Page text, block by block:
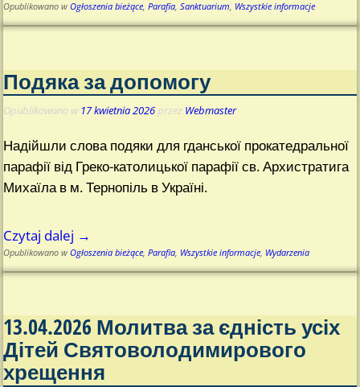
Opublikowano w Ogłoszenia bieżące,Parafia,Sanktuarium, Wszystkie informacje
Подяка за допомогу
Opublikowano w 17 kwietnia 2026 przez Webmaster
Надійшли слова подяки для гданської прокатедральної
парафії від Греко-католицької парафії св. Архистратига
Михаїла в м. Тернопіль в Україні.
Czytaj dalej →
Opublikowano w Ogłoszenia bieżące ,Parafia Wszystkie informacje Wydarzenia
13.04.2026 Молитва за єдність усіх
Дітей Святоволодимирового
хрещення